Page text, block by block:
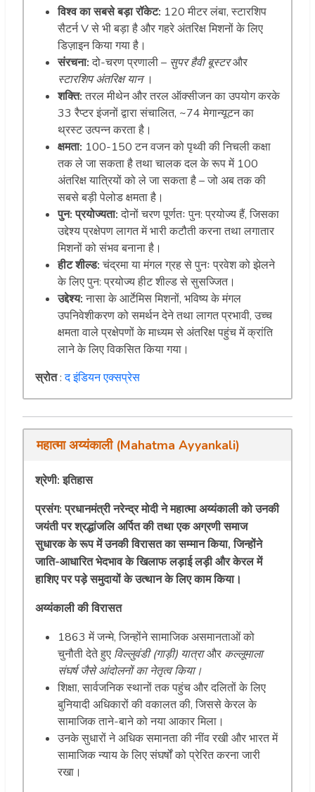
विश्व का सबसे बड़ा रॉकेट: 120 मीटर लंबा, स्टारशिप
सैटर्न V से भी बड़ा है और गहरे अंतरिक्ष मिशनों के लिए
डिज़ाइन किया गया है।
संरचना:दो-चरण प्रणाली – सुपर हैवी बूस्टरऔर
स्टारशिप अंतरिक्ष यान ।
शक्ति:तरल मीथेन और तरल ऑक्सीजन का उपयोग करके
33 रैप्टर इंजनों द्वारा संचालित, ~74 मेगान्यूटन का
थ्रस्ट उत्पन्न करता है।
क्षमता: 100-150 टन वजन को पृथ्वी की निचली कक्षा
तक ले जा सकता है तथा चालक दल के रूप में 100
अंतरिक्ष यात्रियों को ले जा सकता है – जो अब तक की
सबसे बड़ी पेलोड क्षमता है।
पुन: प्रयोज्यता:दोनों चरण पूर्णतः पुन: प्रयोज्य हैं, जिसका
उद्देश्य प्रक्षेपण लागत में भारी कटौती करना तथा लगातार
मिशनों को संभव बनाना है।
हीट शील्ड:चंद्रमा या मंगल ग्रह से पुनः प्रवेश को झेलने
के लिए पुन: प्रयोज्य हीट शील्ड से सुसज्जित।
उद्देश्य:नासा के आर्टेमिस मिशनों, भविष्य के मंगल
उपनिवेशीकरण को समर्थन देने तथा लागत प्रभावी, उच्च
क्षमता वाले प्रक्षेपणों के माध्यम से अंतरिक्ष पहुंच में क्रांति
लाने के लिए विकसित किया गया।
स्रोत:द इंडियन एक्सप्रेस
महात्मा अय्यंकाली (Mahatma Ayyankali)
श्रेणी: इतिहास
प्रसंग: प्रधानमंत्री नरेन्द्र मोदी ने महात्मा अय्यंकाली को उनकी
जयंती पर श्रद्धांजलि अर्पित की तथा एक अग्रणी समाज
सुधारक के रूप में उनकी विरासत का सम्मान किया, जिन्होंने
जाति-आधारित भेदभाव के खिलाफ लड़ाई लड़ी और केरल में
हाशिए पर पड़े समुदायों के उत्थान के लिए काम किया।
अय्यंकाली की विरासत
1863 में जन्मे, जिन्होंने सामाजिक असमानताओं को
चुनौती देते हुए विल्लुवंडी (गाड़ी) यात्राऔर कल्लूमाला
संघर्ष जैसे आंदोलनों का नेतृत्व किया।
शिक्षा, सार्वजनिक स्थानों तक पहुंच और दलितों के लिए
बुनियादी अधिकारों की वकालत की, जिससे केरल के
सामाजिक ताने-बाने को नया आकार मिला।
उनके सुधारों ने अधिक समानता की नींव रखी और भारत में
सामाजिक न्याय के लिए संघर्षों को प्रेरित करना जारी
रखा।